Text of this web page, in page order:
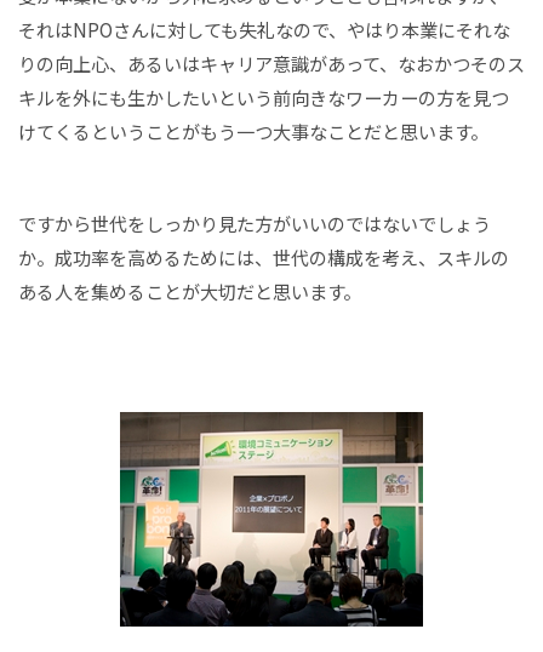
それはNPOさんに対しても失礼なので、やはり本業にそれな
りの向上心、あるいはキャリア意識があって、なおかつそのス
キルを外にも生かしたいという前向きなワーカーの方を見つ
けてくるということがもう一つ大事なことだと思います。
ですから世代をしっかり見た方がいいのではないでしょう
か。成功率を高めるためには、世代の構成を考え、スキルの
ある人を集めることが大切だと思います。